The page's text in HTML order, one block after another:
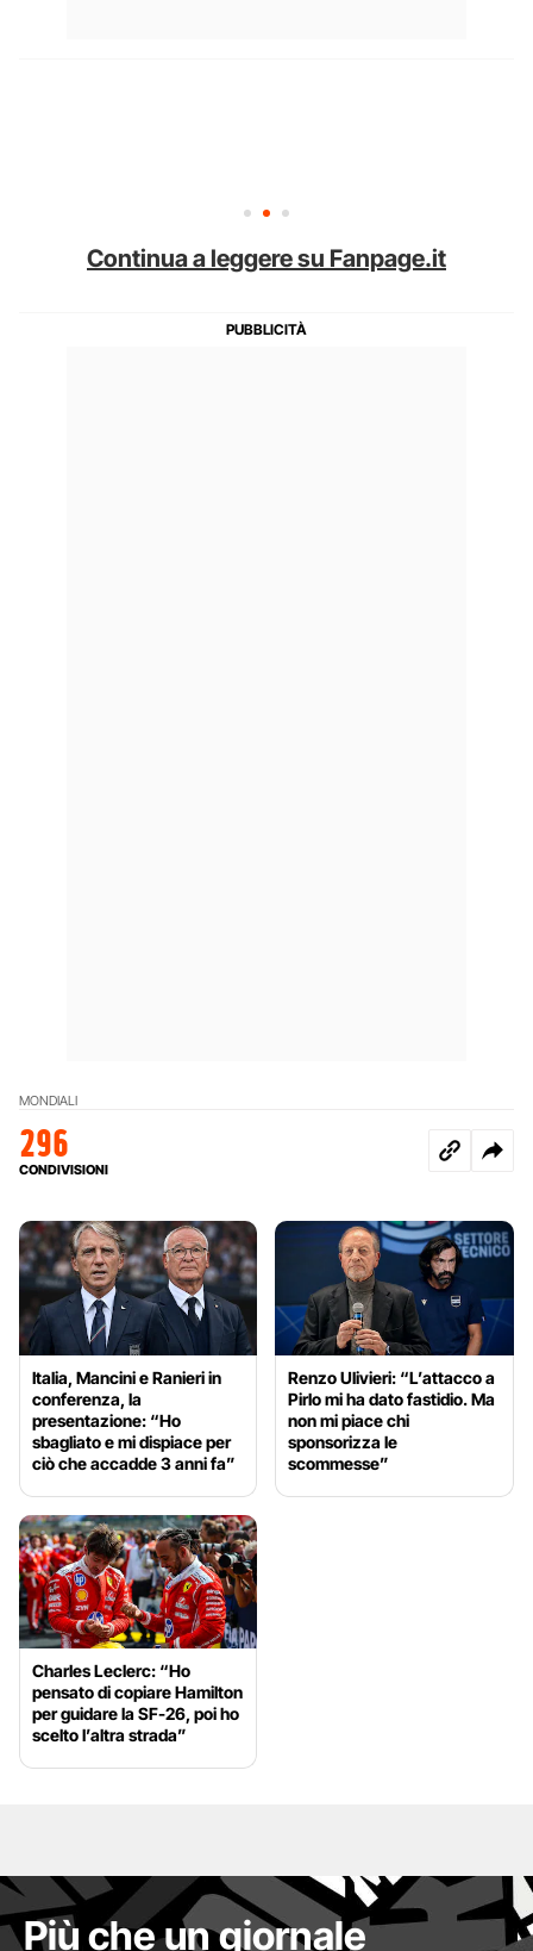
Continua a leggere su Fanpage.it
MONDIALI
296
CONDIVISIONI
Italia, Mancini e Ranieri in
conferenza, la
presentazione: “Ho
sbagliato e mi dispiace per
ciò che accadde 3 anni fa”
Renzo Ulivieri: “L’attacco a
Pirlo mi ha dato fastidio. Ma
non mi piace chi
sponsorizza le
scommesse”
Charles Leclerc: “Ho
pensato di copiare Hamilton
per guidare la SF-26, poi ho
scelto l’altra strada”
Più che un giornale